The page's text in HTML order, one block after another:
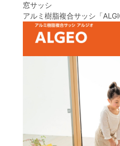
窓サッシ
アルミ樹脂複合サッシ「